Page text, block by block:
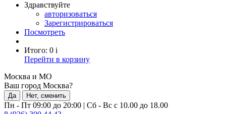
Здравствуйте
авторизоваться
Зарегистрироваться
Посмотреть
Итого: 0 i
Перейти в корзину
Москва и МО
Ваш город Москва?
Да Нет, сменить
Пн - Пт 09:00 до 20:00 | Сб - Вс с 10.00 до 18.00